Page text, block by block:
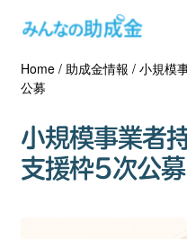
助成金を探す
士業の方へ
助成金コラム
Home/ 助成金情報 / 小規模
公募
小規模事業者
支援枠5次公募